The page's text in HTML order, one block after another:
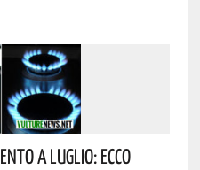
A Luglio: Ecco